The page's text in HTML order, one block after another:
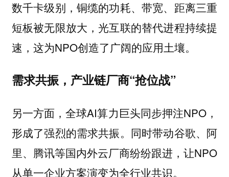
数千卡级别，铜缆的功耗、带宽、距离三重
短板被无限放大，光互联的替代进程持续提
速，这为NPO创造了广阔的应用土壤。
需求共振，产业链厂商“抢位战”
另一方面，全球AI算力巨头同步押注NPO，
形成了强烈的需求共振。同时带动谷歌、阿
里、腾讯等国内外云厂商纷纷跟进，让NPO
从单一企业方案演变为全行业共识。